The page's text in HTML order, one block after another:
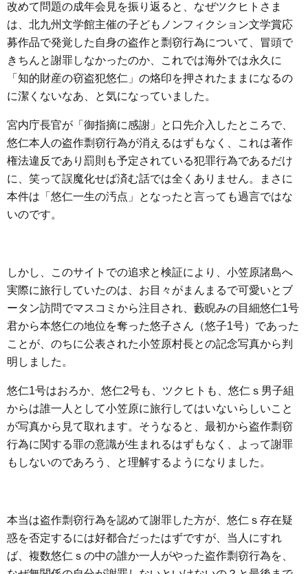
改めて問題の成年会見を振り返ると、なぜツクヒトさま
は、北九州文学館主催の子どもノンフィクション文学賞応
募作品で発覚した自身の盗作と剽窃行為について、冒頭で
きちんと謝罪しなかったのか、これでは海外では永久に
「知的財産の窃盗犯悠仁」の烙印を押されたままになるの
に潔くないなあ、と気になっていました。
宮内庁長官が「御指摘に感謝」と口先介入したところで、
悠仁本人の盗作剽窃行為が消えるはずもなく、これは著作
権法違反であり罰則も予定されている犯罪行為であるだけ
に、笑って誤魔化せば済む話では全くありません。まさに
本件は「悠仁一生の汚点」となったと言っても過言ではな
いのです。
しかし、このサイトでの追求と検証により、小笠原諸島へ
実際に旅行していたのは、お目々がまんまるで可愛いとブ
ータン訪問でマスコミから注目され、藪睨みの目細悠仁1号
君から本悠仁の地位を奪った悠子さん（悠子1号）であった
ことが、のちに公表された小笠原村長との記念写真から判
明しました。
悠仁1号はおろか、悠仁2号も、ツクヒトも、悠仁ｓ男子組
からは誰一人として小笠原に旅行してはいないらしいこと
が写真から見て取れます。そうなると、最初から盗作剽窃
行為に関する罪の意識が生まれるはずもなく、よって謝罪
もしないのであろう、と理解するようになりました。
本当は盗作剽窃行為を認めて謝罪した方が、悠仁ｓ存在疑
惑を否定するには好都合だったはずですが、当人にすれ
ば、複数悠仁ｓの中の誰か一人がやった盗作剽窃行為を、